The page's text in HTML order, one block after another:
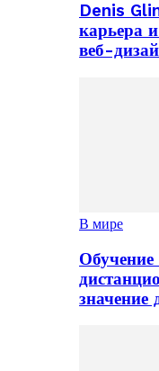
Denis
карьера
веб-
В мире
Обучение
значение